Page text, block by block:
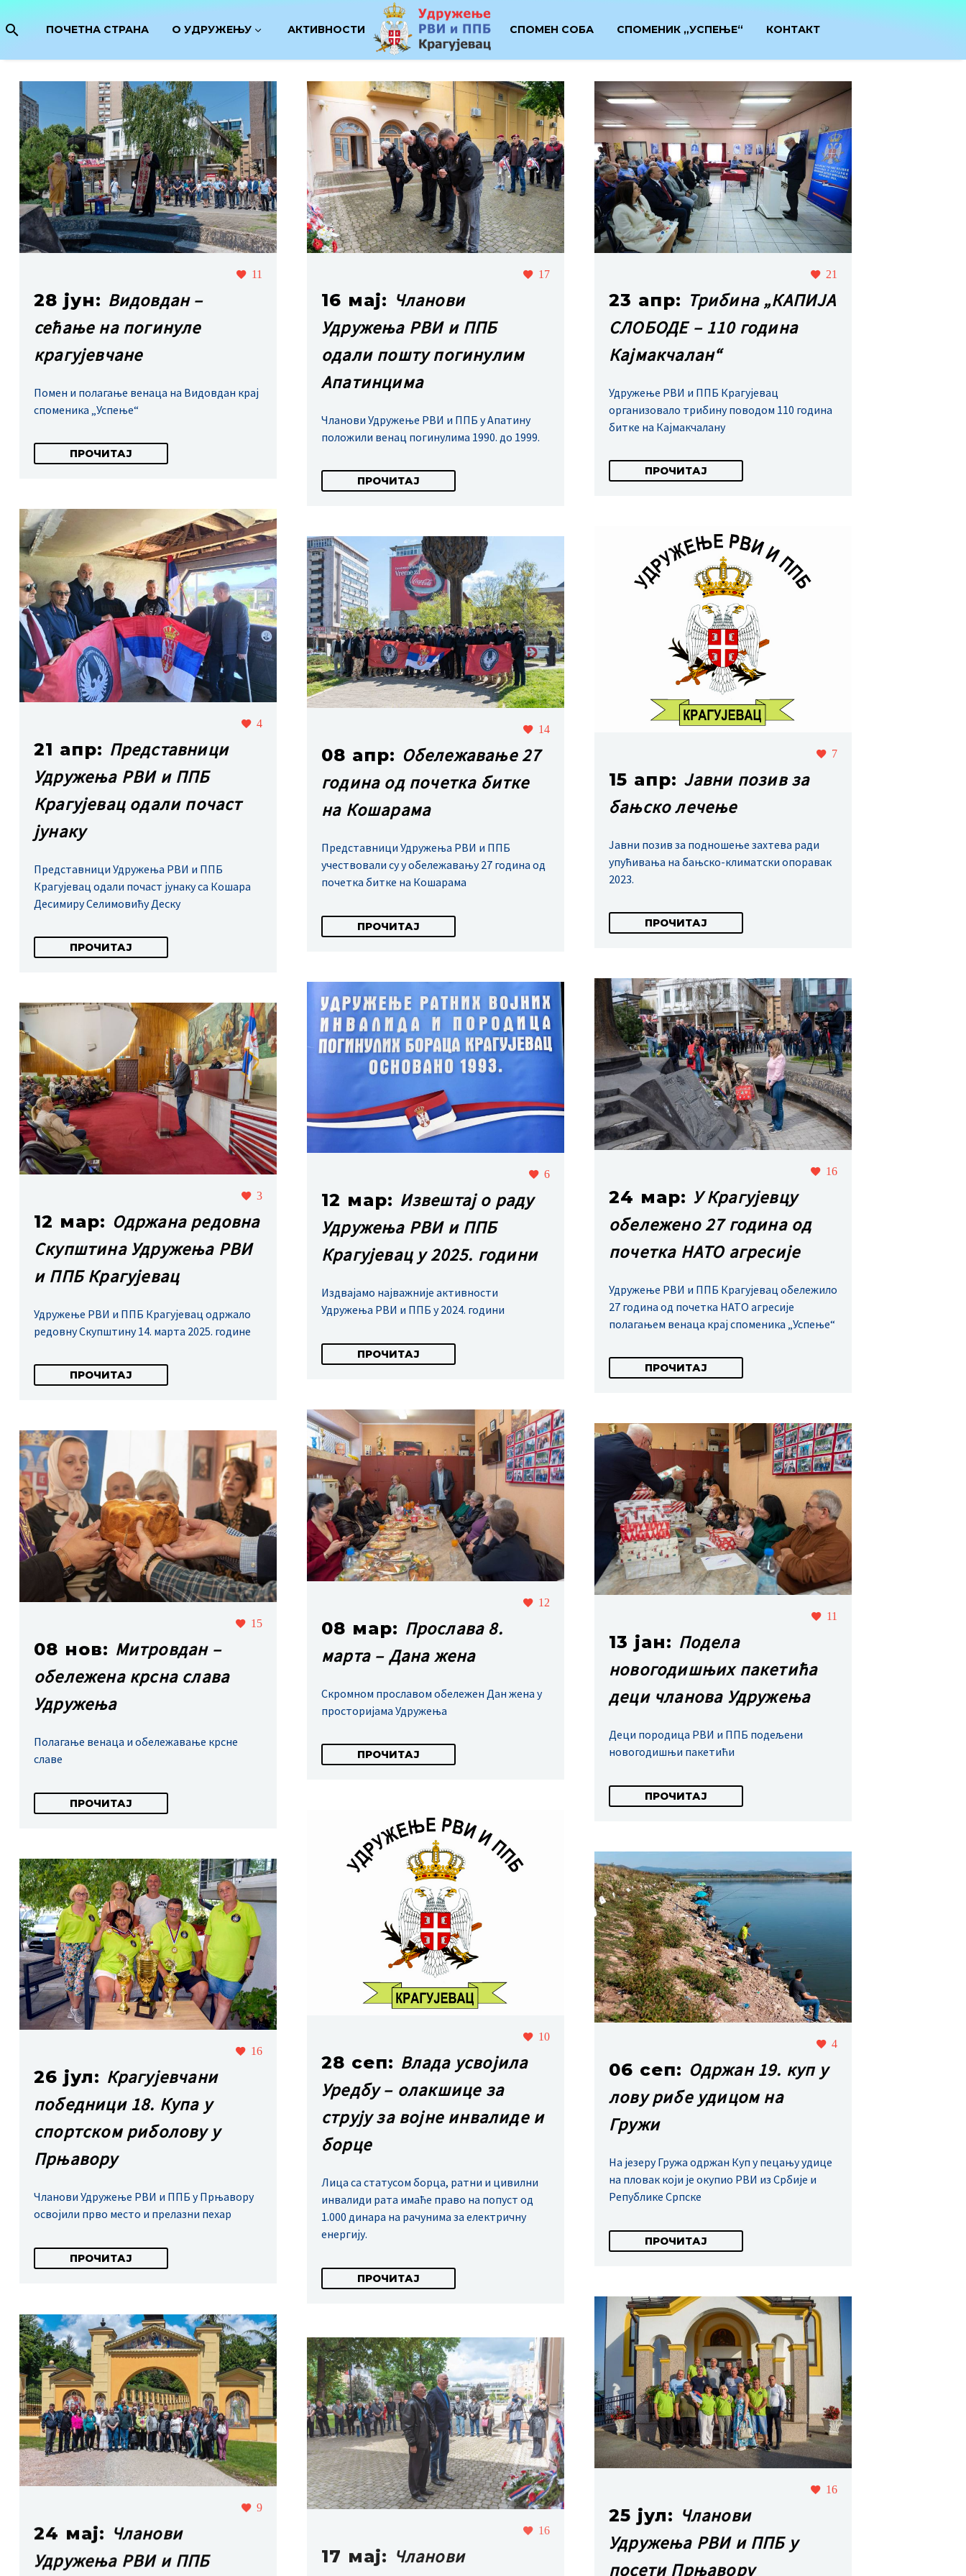
ПОЧЕТНА СТРАНА О УДРУЖЕЊУ АКТИВНОСТИ СПОМЕН СОБА СПОМЕНИК „УСПЕЊЕ“ КОНТАКТ
11
28 јун: Видовдан –
сећање на погинуле
крагујевчане
Помен и полагање венаца на Видовдан крај
споменика „Успење“
ПРОЧИТАЈ
17
16 мај: Чланови
Удружења РВИ и ППБ
одали пошту погинулим
Апатинцима
Чланови Удружење РВИ и ППБ у Апатину
положили венац погинулима 1990. до 1999.
ПРОЧИТАЈ
21
23 апр: Трибина „КАПИЈА
СЛОБОДЕ – 110 година
Кајмакчалан“
Удружење РВИ и ППБ Крагујевац
организовало трибину поводом 110 година
битке на Кајмакчалану
ПРОЧИТАЈ
4
21 апр: Представници
Удружења РВИ и ППБ
Крагујевац одали почаст
јунаку
Представници Удружења РВИ и ППБ
Крагујевац одали почаст јунаку са Кошара
Десимиру Селимовићу Деску
ПРОЧИТАЈ
7
15 апр: Јавни позив за
бањско лечење
Јавни позив за подношење захтева ради
упућивања на бањско-климатски опоравак
2023.
ПРОЧИТАЈ
14
08 апр: Обележавање 27
година од почетка битке
на Кошарама
Представници Удружења РВИ и ППБ
учествовали су у обележавању 27 година од
почетка битке на Кошарама
ПРОЧИТАЈ
16
24 мар: У Крагујевцу
обележено 27 година од
почетка НАТО агресије
Удружење РВИ и ППБ Крагујевац обележило
27 година од почетка НАТО агресије
полагањем венаца крај споменика „Успење“
ПРОЧИТАЈ
6
12 мар: Извештај о раду
Удружења РВИ и ППБ
Крагујевац у 2025. години
Издвајамо најважније активности
Удружења РВИ и ППБ у 2024. години
ПРОЧИТАЈ
3
12 мар: Одржана редовна
Скупштина Удружења РВИ
и ППБ Крагујевац
Удружење РВИ и ППБ Крагујевац одржало
редовну Скупштину 14. марта 2025. године
ПРОЧИТАЈ
12
08 мар: Прослава 8.
марта – Дана жена
Скромном прославом обележен Дан жена у
просторијама Удружења
ПРОЧИТАЈ
11
13 јан: Подела
новогодишњих пакетића
деци чланова Удружења
Деци породица РВИ и ППБ подељени
новогодишњи пакетићи
ПРОЧИТАЈ
15
08 нов: Митровдан –
обележена крсна слава
Удружења
Полагање венаца и обележавање крсне
славе
ПРОЧИТАЈ
10
28 сеп: Влада усвојила
Уредбу – олакшице за
струју за војне инвалиде и
борце
Лица са статусом борца, ратни и цивилни
инвалиди рата имаће право на попуст од
1.000 динара на рачунима за електричну
енергију.
ПРОЧИТАЈ
4
06 сеп: Одржан 19. куп у
лову рибе удицом на
Гружи
На језеру Гружа одржан Куп у пецању удице
на пловак који је окупио РВИ из Србије и
Републике Српске
ПРОЧИТАЈ
16
26 јул: Крагујевчани
победници 18. Купа у
спортском риболову у
Прњавору
Чланови Удружење РВИ и ППБ у Прњавору
освојили прво место и прелазни пехар
ПРОЧИТАЈ
16
25 јул: Чланови
Удружења РВИ и ППБ у
посети Прњавору
9
24 мај: Чланови
Удружења РВИ и ППБ
16
17 мај: Чланови